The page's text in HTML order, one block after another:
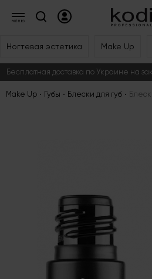
Ногтевая эстетика Make Up
Бесплатная доставка по Украине на
Make Up Губы Блески для губ Блеск